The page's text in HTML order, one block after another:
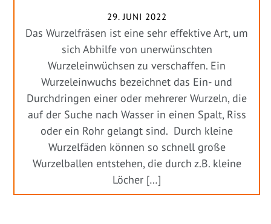
29. JUNI 2022
Das Wurzelfräsen ist eine sehr effektive Art, um
sich Abhilfe von unerwünschten
Wurzeleinwüchsen zu verschaffen. Ein
Wurzeleinwuchs bezeichnet das Ein- und
Durchdringen einer oder mehrerer Wurzeln, die
auf der Suche nach Wasser in einen Spalt, Riss
oder ein Rohr gelangt sind. Durch kleine
Wurzelfäden können so schnell große
Wurzelballen entstehen, die durch z.B. kleine
Löcher […]